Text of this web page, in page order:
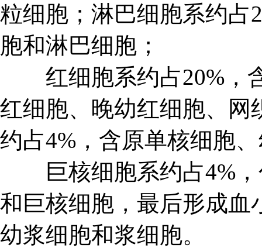
粒细胞；淋巴细胞系约占
胞和淋巴细胞；
红细胞系约占20%，
红细胞、晚幼红细胞、网
约占4%，含原单核细胞
巨核细胞系约占4%，
和巨核细胞，最后形成血
幼浆细胞和浆细胞。